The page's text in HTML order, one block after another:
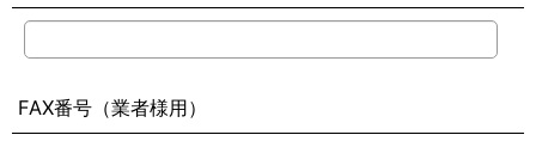
FAX番号（業者様用）